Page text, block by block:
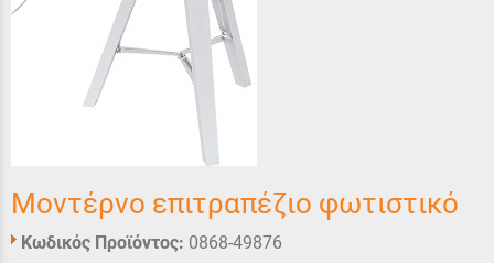
Μοντέρνο επιτραπέζιο φωτιστικό
Κωδικός Προϊόντος: 0868-49876